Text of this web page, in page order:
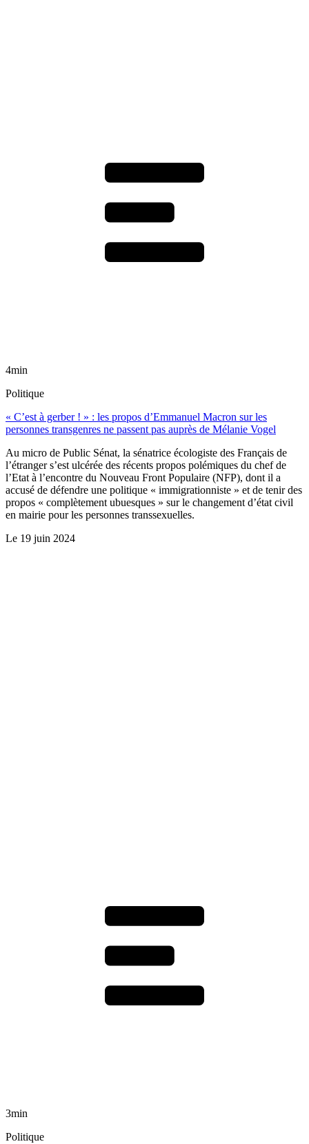
4min
Politique
« C’est à gerber ! » : les propos d’Emmanuel Macron sur les
personnes transgenres ne passent pas auprès de Mélanie Vogel
Au micro de Public Sénat, la sénatrice écologiste des Français de
l’étranger s’est ulcérée des récents propos polémiques du chef de
l’Etat à l’encontre du Nouveau Front Populaire (NFP), dont il a
accusé de défendre une politique « immigrationniste » et de tenir des
propos « complètement ubuesques » sur le changement d’état civil
en mairie pour les personnes transsexuelles.
Le 19 juin 2024
3min
Politique